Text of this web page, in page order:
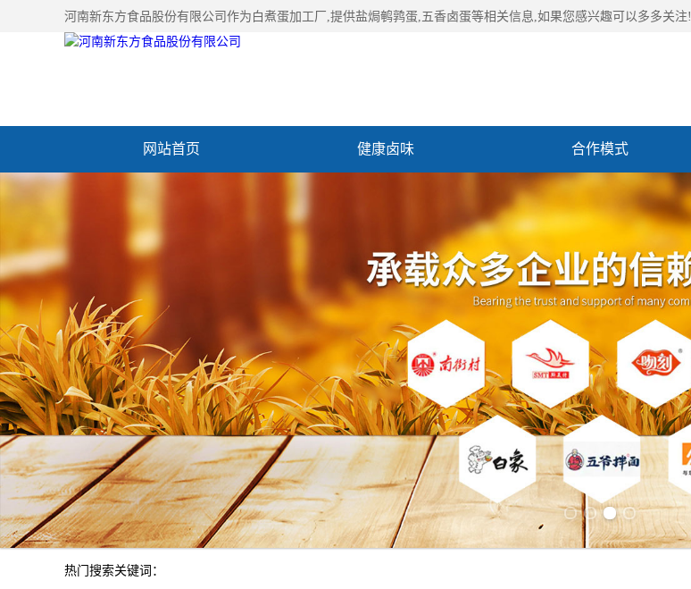
河南新东方食品股份有限公司作为 白煮蛋加工厂 ,提供盐焗鹌鹑蛋,五香卤蛋等相关信息,如果您感兴趣可以多多关注!
网站首页 健康卤味 合作模式
热门搜索关键词：